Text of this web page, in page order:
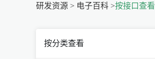
研发资源 > 电子百科 >按接口查看
按分类查看